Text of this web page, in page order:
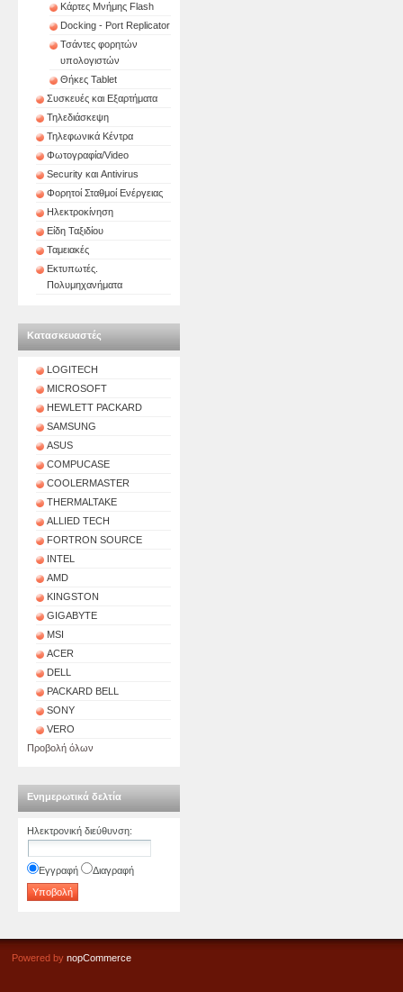
Κάρτες Μνήμης Flash
Docking - Port Replicator
Τσάντες φορητών
υπολογιστών
Θήκες Tablet
Συσκευές και Εξαρτήματα
Τηλεδιάσκεψη
Τηλεφωνικά Κέντρα
Φωτογραφία/Video
Security και Antivirus
Φορητοί Σταθμοί Ενέργειας
Ηλεκτροκίνηση
Είδη Ταξιδίου
Ταμειακές
Εκτυπωτές.
Πολυμηχανήματα
Κατασκευαστές
LOGITECH
MICROSOFT
HEWLETT PACKARD
SAMSUNG
ASUS
COMPUCASE
COOLERMASTER
THERMALTAKE
ALLIED TECH
FORTRON SOURCE
INTEL
AMD
KINGSTON
GIGABYTE
MSI
ACER
DELL
PACKARD BELL
SONY
VERO
Προβολή όλων
Ενημερωτικά δελτία
Ηλεκτρονική διεύθυνση:
Εγγραφή Διαγραφή
Powered by nopCommerce